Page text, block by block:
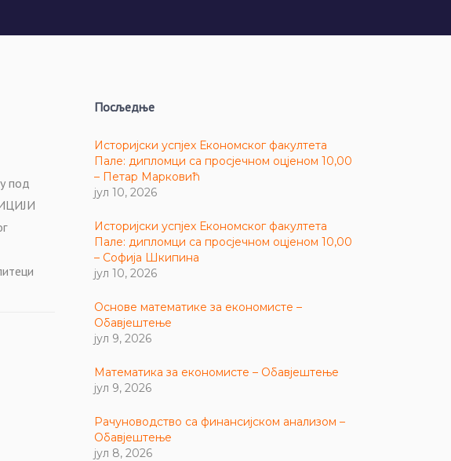
под
Посљедње
Историјски успјех Економског факултета
Пале: дипломци са просјечном оцјеном 10,00
– Петар Марковић
јул 10, 2026
Историјски успјех Економског факултета
Пале: дипломци са просјечном оцјеном 10,00
– Софија Шкипина
јул 10, 2026
Основе математике за економисте –
Обавјештење
јул 9, 2026
Математика за економисте – Обавјештење
јул 9, 2026
Рачуноводство са финансијском анализом –
Обавјештење
јул 8, 2026